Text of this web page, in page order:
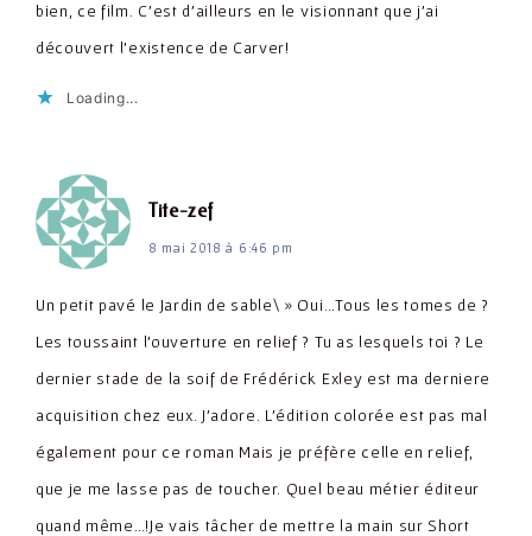
bien, ce film. C'est d'ailleurs en le visionnant que j'ai
découvert l'existence de Carver!
Loading...
Tite-zefdit :
8 mai 2018 à 6:46 pm
Un petit pavé le Jardin de sable\ » Oui…Tous les tomes de ?
Les toussaint l'ouverture en relief ? Tu as lesquels toi ? Le
dernier stade de la soif de Frédérick Exley est ma derniere
acquisition chez eux. J'adore. L'édition colorée est pas mal
également pour ce roman Mais je préfère celle en relief,
que je me lasse pas de toucher. Quel beau métier éditeur
quand même…!Je vais tâcher de mettre la main sur Short